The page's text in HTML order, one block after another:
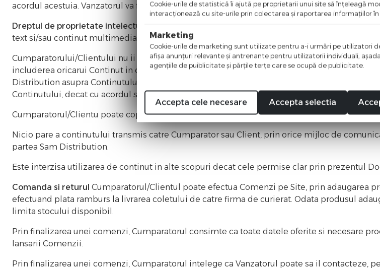
acordul acestuia. Vanzatorul va fi intotdeauna responsabil fata de Cumparator pentru toate
Dreptul de proprietate intelectuala si industriala:
Continutul, incluzand dar nelimitandu-
text si/sau continut multimedia, imagini dinamice, prezentate pe Site, sunt proprietatea
Cumparatorului/Clientului nu ii este permisa distribuirea, copierea, publicarea,
includerea oricarui Continut in orice alt context decat cel original intentionat de Sam
Distribution asupra Continutului precum si vanzarea, participarea la transferul, distributia
Continutului, decat cu acordul scris expres al Sam Distribution.
Cumparatorul/Clientu poate copia sau utiliza Continut de pe situl SamDistribution.ro numai
Nicio pare a continutului transmis catre Cumparator sau Client, prin orice mijloc de
partea Sam Distribution.
Este interzisa utilizarea de continut in alte scopuri decat cele permise clar prin prezentul
Comanda si returul Cumparatorul/Clientul poate efectua Comenzi pe Site, prin adaugarea
efectuand plata ramburs la livrarea coletului de catre firma de curierat. Odata produsul
limita stocului disponibil.
Prin finalizarea unei comenzi, Cumparatorul consimte ca toate datele oferite si necesare
lansarii Comenzii.
Prin finalizarea unei comenzi, Cumparatorul intelege ca Vanzatorul poate sa il contacteze,
Cookie-urile de statistică îi ajută pe proprietarii unui site să înţeleagă
interacţionează cu site-urile prin colectarea şi raportarea informaţiilor
Marketing
Cookie-urile de marketing sunt utilizate pentru a-i urmări pe utilizatori
afişa anunţuri relevante şi antrenante pentru utilizatorii individuali,
agenţiile de puiblicitate şi părţile terţe care se ocupă de publicitate.
Accepta cele necesare Accepta selectia